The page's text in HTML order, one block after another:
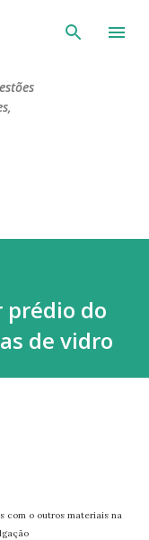
prédio do
de vidro